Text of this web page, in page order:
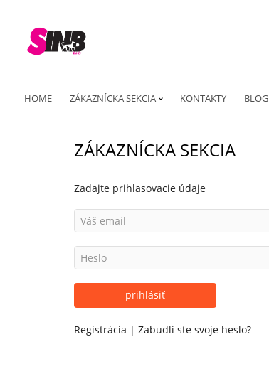
HOME ZÁKAZNÍCKA SEKCIA KONTAKTY BLOG
ZÁKAZNÍCKA SEKCIA
Zadajte prihlasovacie údaje
Registrácia | Zabudli ste svoje heslo?